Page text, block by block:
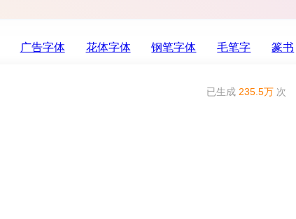
广告字体 花体字体 钢笔字体 毛笔字 篆书
已生成 235.5万 次